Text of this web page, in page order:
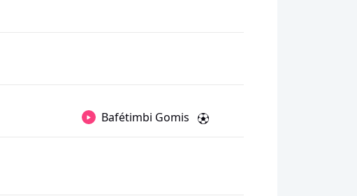
Bafétimbi Gomis